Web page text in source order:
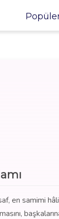
en samimi